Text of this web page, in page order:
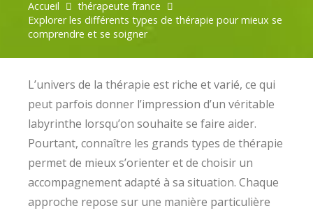
Accueil
thérapeute france
Explorer les différents types de thérapie pour mieux se
comprendre et se soigner
L’univers de la thérapie est riche et varié, ce qui
peut parfois donner l’impression d’un véritable
labyrinthe lorsqu’on souhaite se faire aider.
Pourtant, connaître les grands types de thérapie
permet de mieux s’orienter et de choisir un
accompagnement adapté à sa situation. Chaque
approche repose sur une manière particulière